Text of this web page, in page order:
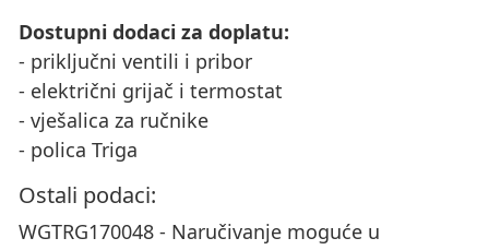
Dostupni dodaci za doplatu:
- priključni ventili i pribor
- električni grijač i termostat
- vješalica za ručnike
- polica Triga
Ostali podaci:
WGTRG170048 - Naručivanje moguće u